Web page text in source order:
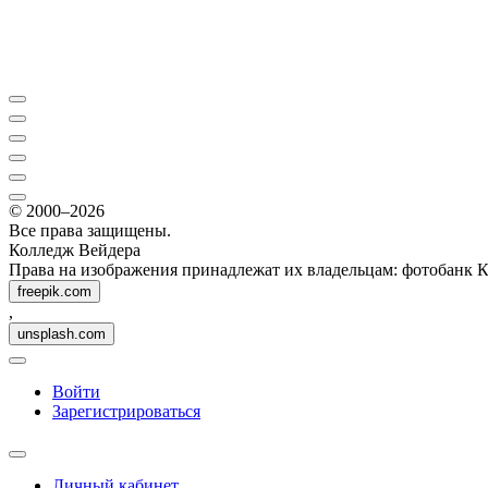
© 2000–2026
Все права защищены.
Колледж Вейдера
Права на изображения принадлежат их владельцам: фотобанк
freepik.com
,
unsplash.com
Войти
Зарегистрироваться